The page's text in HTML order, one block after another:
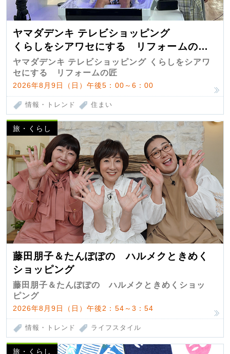
ヤマダデンキ テレビショッピング
くらしをシアワセにする リフォームの
匠 第7弾
ヤマダデンキ テレビショッピング くらしをシアワ
セにする リフォームの匠
2026年8月9日（日）午後5：00～6：00
情報・トレンド 住まい
旅・くらし
藤田朋子＆たんぽぽの ハルメクときめく
ショッピング
藤田朋子＆たんぽぽの ハルメクときめくショッ
ピング
2026年8月9日（日）午後2：54～3：54
情報・トレンド ライフスタイル
旅・くらし